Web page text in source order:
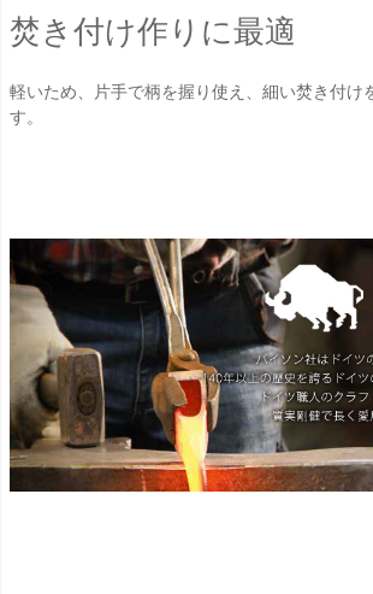
焚き付け作りに最適
軽いため、片手で柄を握り使え、細い焚き付け
す。